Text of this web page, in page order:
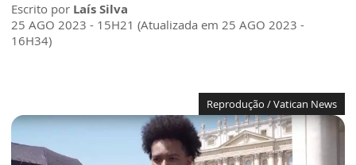
Escrito por Laís Silva
25 AGO 2023 - 15H21 (Atualizada em 25 AGO 2023 -
16H34)
Reprodução / Vatican News